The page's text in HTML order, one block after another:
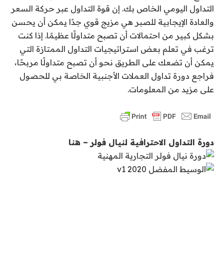
التداول اليومي الخاص بك. إن قوة التداول عبر حركة السعر
والعادة الإيجابية للصبر هي مزيج قوي جدًا يمكن أن يحسن
بشكل كبير من احتمالات أن تصبح متداولًا عظيمًا. إذا كنت
ترغب في تعلم بعض استراتيجيات التداول الممتازة التي
يمكن أن تضعك على الطريق نحو أن تصبح متداولًا مربحًا،
فراجع دورة تداول العملات الأجنبية الخاصة بي للحصول
على مزيد من المعلومات.
دورة التداول الاحترافية لنيال فولر – هنا